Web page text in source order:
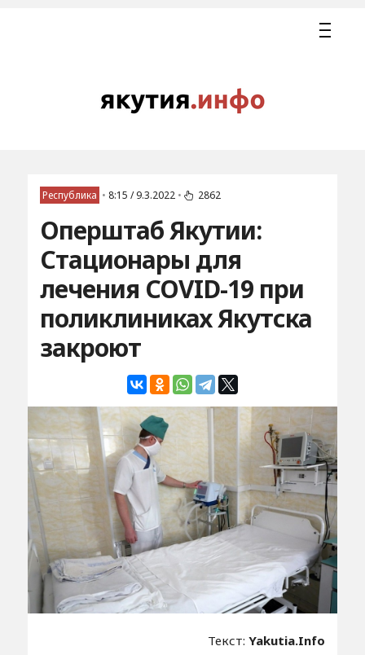
Республика • 8:15 / 9.3.2022 • 2862
Оперштаб Якутии:
Стационары для
лечения COVID-19 при
поликлиниках Якутска
закроют
Текст:Yakutia.Info